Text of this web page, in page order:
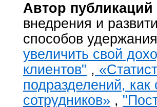
Автор публикаций
внедрения и
способов
увеличить свой
клиентов" ,
подразделений,
сотрудников» ,